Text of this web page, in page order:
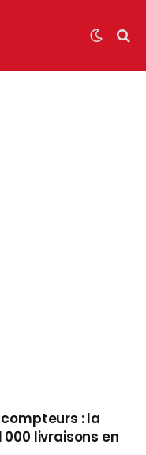
: la
livraisons en